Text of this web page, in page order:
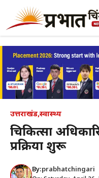
content
उत्तराखंड,स्वास्थ्य
चिकित्सा
प्रक्रिया शुरू
By:prabhatchingari